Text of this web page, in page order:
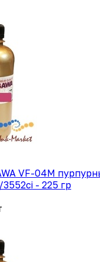
VF-04M
- 225 гр